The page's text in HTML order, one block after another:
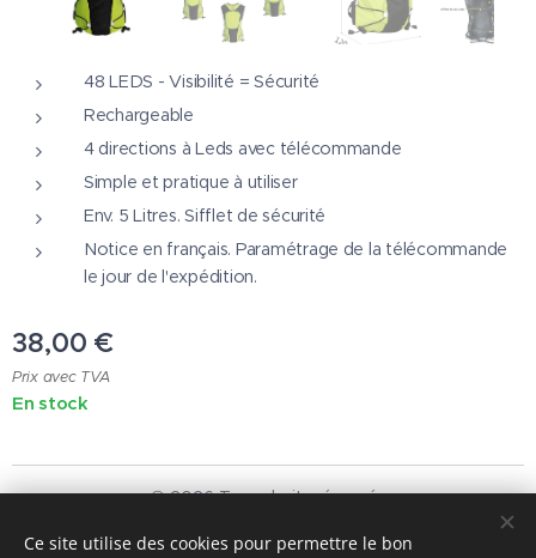
48 LEDS - Visibilité = Sécurité
Rechargeable
4 directions à Leds avec télécommande
Simple et pratique à utiliser
Env. 5 Litres. Sifflet de sécurité
Notice en français. Paramétrage de la télécommande
le jour de l'expédition.
38,00 €
Prix avec TVA
En stock
© 2026 Tous droits réservés
HOMESOFT SAS
Ce site utilise des cookies pour permettre le bon